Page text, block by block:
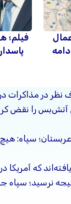
فیلم؛
نظر در مذاکرات
آتش‌بس را نقض
سپاه: هیچ
که
نرسید؛ سپاه